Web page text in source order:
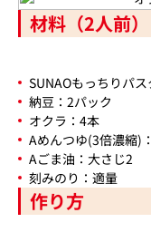
材料（2人前）
SUNAOもっちりパ
納豆：2パック
オクラ：4本
Aめんつゆ(3倍濃縮)
Aごま油：大さじ2
刻みのり：適量
作り方